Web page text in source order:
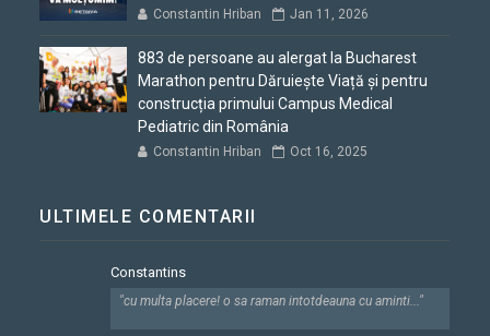
Constantin Hriban Jan 11, 2026
883 de persoane au alergat la Bucharest
Marathon pentru Dăruiește Viață și pentru
construcția primului Campus Medical
Pediatric din România
Constantin Hriban Oct 16, 2025
ULTIMELE COMENTARII
Constantins
"cu multa placere! o sa raman intotdeauna cu aminti..."